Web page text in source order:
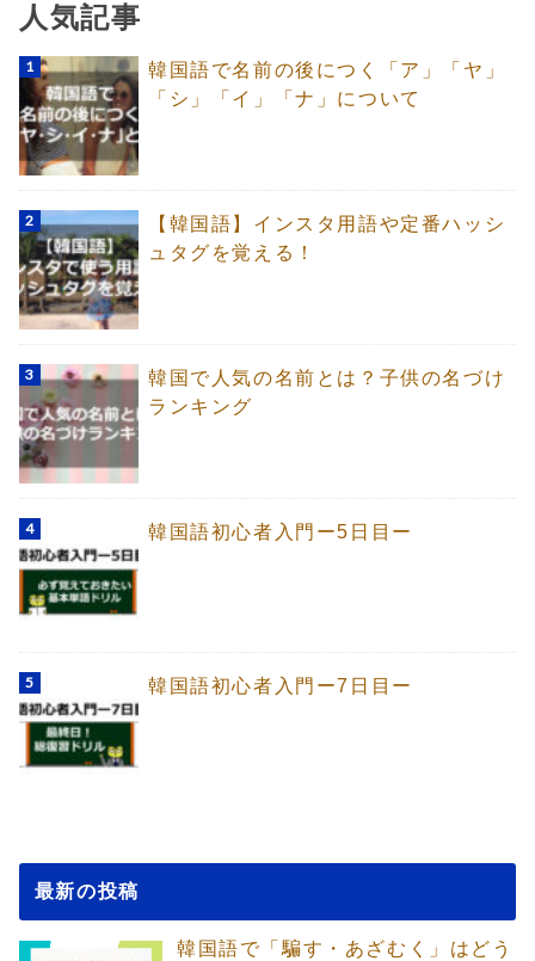
人気記事
韓国語で名前の後につく「ア」「ヤ」
「シ」「イ」「ナ」について
【韓国語】インスタ用語や定番ハッシ
ュタグを覚える！
韓国で人気の名前とは？子供の名づけ
ランキング
韓国語初心者入門ー5日目ー
韓国語初心者入門ー7日目ー
最新の投稿
韓国語で「騙す・あざむく」はどう